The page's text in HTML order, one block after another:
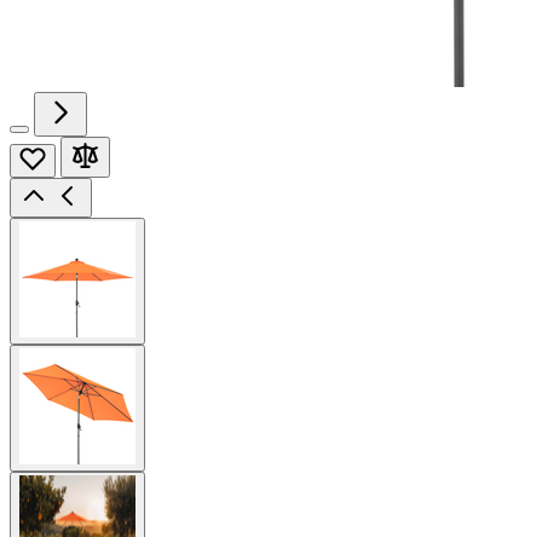
image
larger
image
View
larger
image